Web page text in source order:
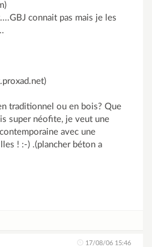
connait pas mais je les
traditionnel ou en bois? Que
super néofite, je veut une
avec une
! :-) .(plancher béton a
17/08/06 15:46